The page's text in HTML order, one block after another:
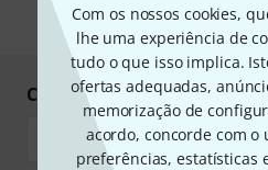
Com os nossos cookies,
lhe uma experiência de
tudo o que isso implica.
ofertas adequadas,
memorização de
acordo, concorde com o
preferências, estatísticas
*
Compre e pague em